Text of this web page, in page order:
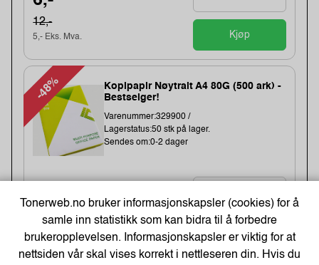
12,-
5,- Eks. Mva. Kjøp
-48%
Kopipapir Nøytralt A4 80G (500 ark) -
Bestselger!
Varenummer:329900 /
Lagerstatus:50 stk på lager.
Sendes om:0-2 dager
71,-
109,-
57,- Eks. Mva. Kjøp
Tonerweb.no bruker informasjonskapsler (cookies) for å
samle inn statistikk som kan bidra til å forbedre
brukeropplevelsen. Informasjonskapsler er viktig for at
nettsiden vår skal vises korrekt i nettleseren din. Hvis du